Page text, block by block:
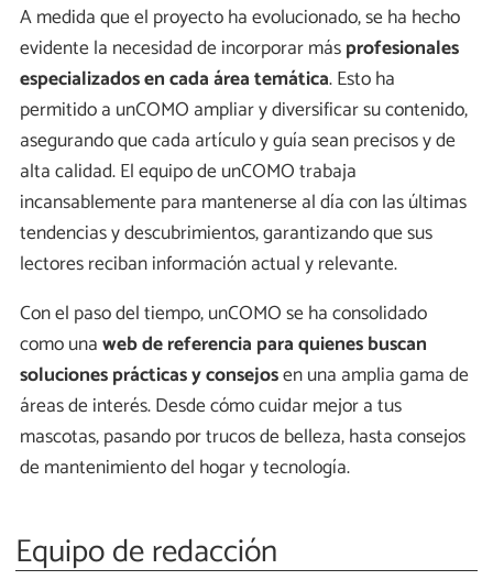
A medida que el proyecto ha evolucionado, se ha hecho
evidente la necesidad de incorporar másprofesionales
especializados en cada área temática. Esto ha
permitido a unCOMO ampliar y diversificar su contenido,
asegurando que cada artículo y guía sean precisos y de
alta calidad. El equipo de unCOMO trabaja
incansablemente para mantenerse al día con las últimas
tendencias y descubrimientos, garantizando que sus
lectores reciban información actual y relevante.
Con el paso del tiempo, unCOMO se ha consolidado
como unaweb de referencia para quienes buscan
soluciones prácticas y consejosen una amplia gama de
áreas de interés. Desde cómo cuidar mejor a tus
mascotas, pasando por trucos de belleza, hasta consejos
de mantenimiento del hogar y tecnología.
Equipo de redacción